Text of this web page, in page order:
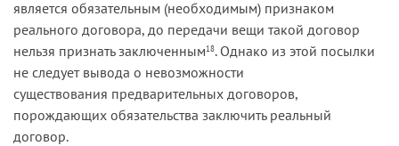
является обязательным (необходимым) признаком
реального договора, до передачи вещи такой договор
нельзя признать заключенным18. Однако из этой посылки
не следует вывода о невозможности
существования предварительных договоров,
порождающих обязательства заключить реальный
договор.